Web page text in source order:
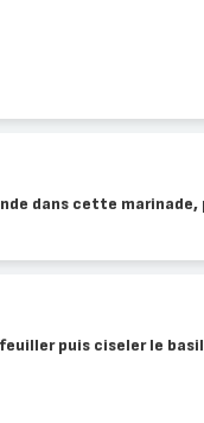
dans cette
puis ciseler le